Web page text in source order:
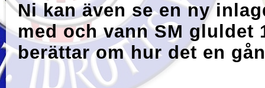
Ni kan även se en ny
med och vann SM gluldet
berättar om hur det en